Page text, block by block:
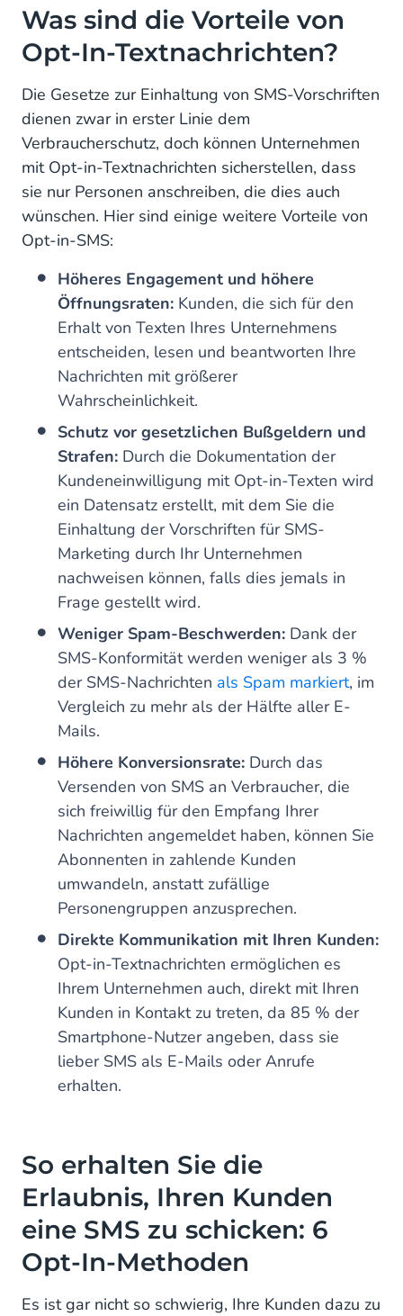
Was sind die Vorteile von
Opt-In-Textnachrichten?
Die Gesetze zur Einhaltung von SMS-Vorschriften
dienen zwar in erster Linie dem
Verbraucherschutz, doch können Unternehmen
mit Opt-in-Textnachrichten sicherstellen, dass
sie nur Personen anschreiben, die dies auch
wünschen. Hier sind einige weitere Vorteile von
Opt-in-SMS:
Höheres Engagement und höhere
Öffnungsraten: Kunden, die sich für den
Erhalt von Texten Ihres Unternehmens
entscheiden, lesen und beantworten Ihre
Nachrichten mit größerer
Wahrscheinlichkeit.
Schutz vor gesetzlichen Bußgeldern und
Strafen: Durch die Dokumentation der
Kundeneinwilligung mit Opt-in-Texten wird
ein Datensatz erstellt, mit dem Sie die
Einhaltung der Vorschriften für SMS-
Marketing durch Ihr Unternehmen
nachweisen können, falls dies jemals in
Frage gestellt wird.
Weniger Spam-Beschwerden: Dank der
SMS-Konformität werden weniger als 3 %
der SMS-Nachrichten als Spam markiert, im
Vergleich zu mehr als der Hälfte aller E-
Mails.
Höhere Konversionsrate: Durch das
Versenden von SMS an Verbraucher, die
sich freiwillig für den Empfang Ihrer
Nachrichten angemeldet haben, können Sie
Abonnenten in zahlende Kunden
umwandeln, anstatt zufällige
Personengruppen anzusprechen.
Direkte Kommunikation mit Ihren Kunden:
Opt-in-Textnachrichten ermöglichen es
Ihrem Unternehmen auch, direkt mit Ihren
Kunden in Kontakt zu treten, da 85 % der
Smartphone-Nutzer angeben, dass sie
lieber SMS als E-Mails oder Anrufe
erhalten.
So erhalten Sie die
Erlaubnis, Ihren Kunden
eine SMS zu schicken: 6
Opt-In-Methoden
Es ist gar nicht so schwierig, Ihre Kunden dazu zu